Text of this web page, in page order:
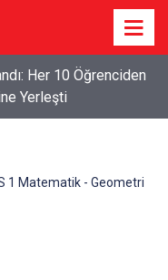
Her 10 Öğrenciden
Yerleşti
1 Matematik - Geometri